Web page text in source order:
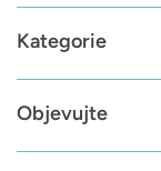
Kategorie
Objevujte